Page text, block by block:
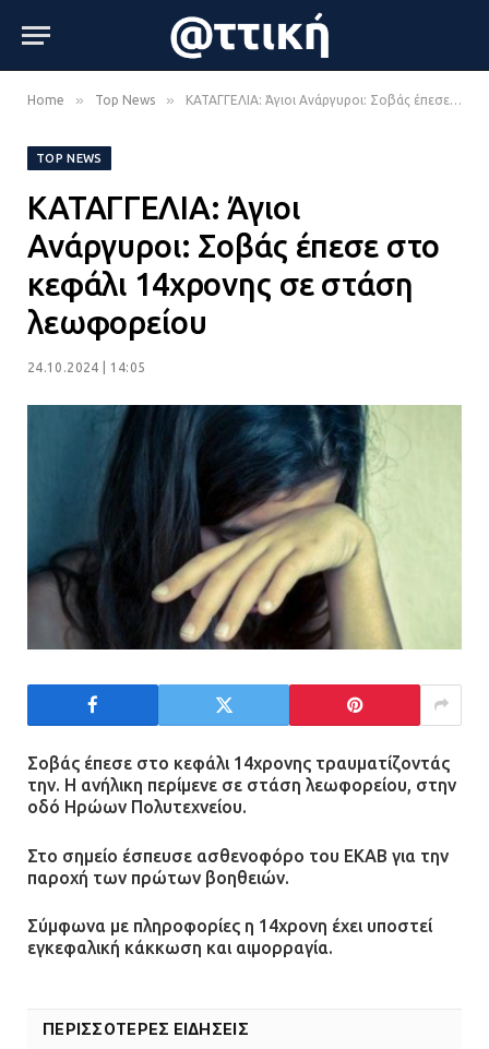
Home » Top News » ΚΑΤΑΓΓΕΛΙΑ: Άγιοι Ανάργυροι: Σοβάς έπεσε στο κεφάλι 14χρονης σε στάση λεωφορείου
TOP NEWS
ΚΑΤΑΓΓΕΛΙΑ: Άγιοι
Ανάργυροι: Σοβάς έπεσε στο
κεφάλι 14χρονης σε στάση
λεωφορείου
24.10.2024 | 14:05
Σοβάς έπεσε στο κεφάλι 14χρονης τραυματίζοντάς
την. Η ανήλικη περίμενε σε στάση λεωφορείου, στην
οδό Ηρώων Πολυτεχνείου.
Στο σημείο έσπευσε ασθενοφόρο του ΕΚΑΒ για την
παροχή των πρώτων βοηθειών.
Σύμφωνα με πληροφορίες η 14χρονη έχει υποστεί
εγκεφαλική κάκκωση και αιμορραγία.
ΠΕΡΙΣΣΟΤΕΡΕΣ ΕΙΔΗΣΕΙΣ